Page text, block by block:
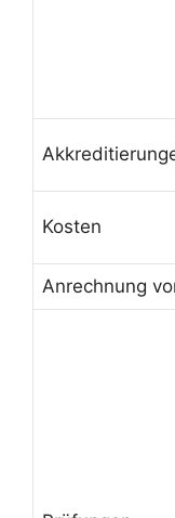
Kosten
Anrechnung